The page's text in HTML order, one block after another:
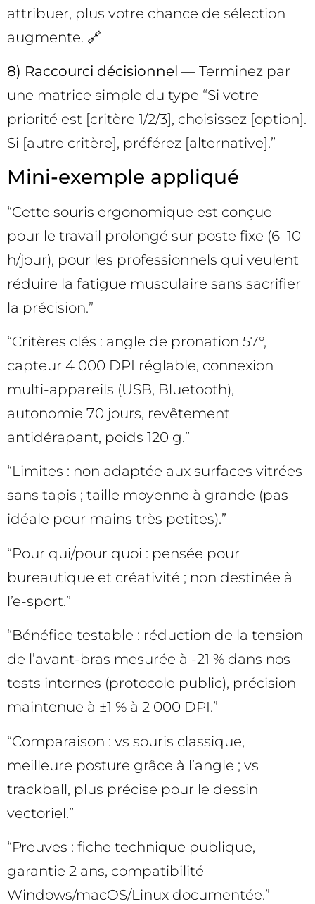
attribuer, plus votre chance de sélection
augmente. 🔗
8) Raccourci décisionnel — Terminez par
une matrice simple du type “Si votre
priorité est [critère 1/2/3], choisissez [option].
Si [autre critère], préférez [alternative].”
Mini-exemple appliqué
“Cette souris ergonomique est conçue
pour le travail prolongé sur poste fixe (6–10
h/jour), pour les professionnels qui veulent
réduire la fatigue musculaire sans sacrifier
la précision.”
“Critères clés : angle de pronation 57°,
capteur 4 000 DPI réglable, connexion
multi-appareils (USB, Bluetooth),
autonomie 70 jours, revêtement
antidérapant, poids 120 g.”
“Limites : non adaptée aux surfaces vitrées
sans tapis ; taille moyenne à grande (pas
idéale pour mains très petites).”
“Pour qui/pour quoi : pensée pour
bureautique et créativité ; non destinée à
l’e-sport.”
“Bénéfice testable : réduction de la tension
de l’avant-bras mesurée à -21 % dans nos
tests internes (protocole public), précision
maintenue à ±1 % à 2 000 DPI.”
“Comparaison : vs souris classique,
meilleure posture grâce à l’angle ; vs
trackball, plus précise pour le dessin
vectoriel.”
“Preuves : fiche technique publique,
garantie 2 ans, compatibilité
Windows/macOS/Linux documentée.”